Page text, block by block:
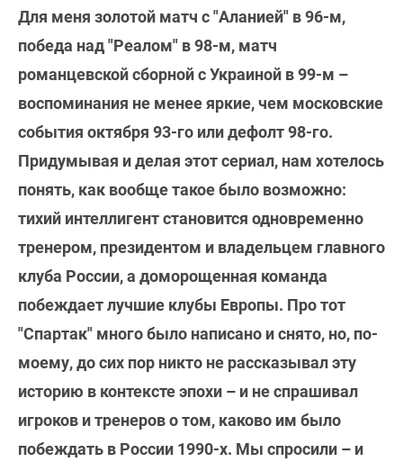
Для меня золотой матч с "Аланией" в 96-м,
победа над "Реалом" в 98-м, матч
романцевской сборной с Украиной в 99-м –
воспоминания не менее яркие, чем московские
события октября 93-го или дефолт 98-го.
Придумывая и делая этот сериал, нам хотелось
понять, как вообще такое было возможно:
тихий интеллигент становится одновременно
тренером, президентом и владельцем главного
клуба России, а доморощенная команда
побеждает лучшие клубы Европы. Про тот
"Спартак" много было написано и снято, но, по-
моему, до сих пор никто не рассказывал эту
историю в контексте эпохи – и не спрашивал
игроков и тренеров о том, каково им было
побеждать в России 1990-х. Мы спросили – и